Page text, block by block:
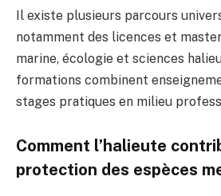
Il existe plusieurs parcours
notamment des licences et
marine, écologie et sciences
formations combinent
stages pratiques en milieu
Comment l’halieute
protection des espèces